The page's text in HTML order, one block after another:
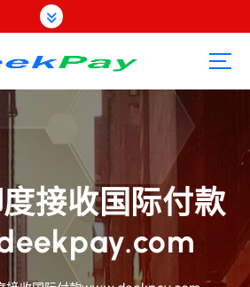
接收国际付款